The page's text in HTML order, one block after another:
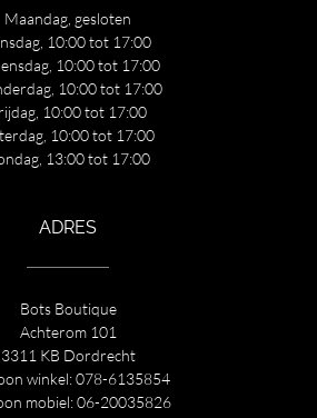
Maandag, gesloten
10:00 tot 17:00
10:00 tot 17:00
10:00 tot 17:00
10:00 tot 17:00
10:00 tot 17:00
13:00 tot 17:00
ADRES
Bots Boutique
Achterom 101
3311 KB Dordrecht
winkel:078-6135854
mobiel:06-20035826